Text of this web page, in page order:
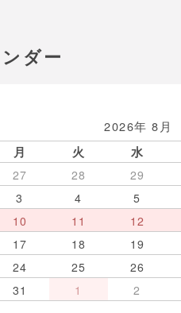
ダー
2026年 8月
月 火 水
27 28 29
3 4 5
10 11 12
17 18 19
24 25 26
31 1 2